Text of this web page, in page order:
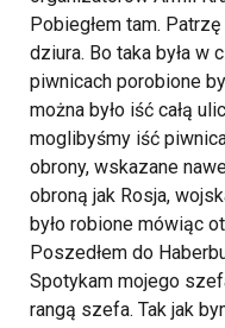
Pobiegłem tam.
dziura. Bo taka była w
piwnicach porobione
można było iść całą
moglibyśmy iść
obrony, wskazane
obroną jak Rosja,
było robione mówiąc
Poszedłem do
Spotykam mojego
rangą szefa. Tak jak